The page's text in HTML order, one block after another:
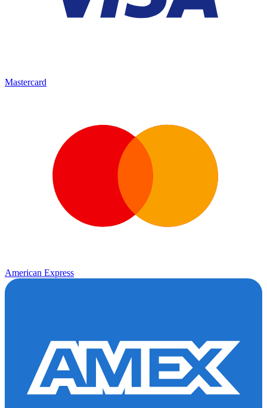
Mastercard
American Express